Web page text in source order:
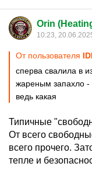
Orin
10:23,
От пользователя
сперва свалила в
жареным запахло -
ведь какая
Типичные
От всего
всего прочего.
тепле и